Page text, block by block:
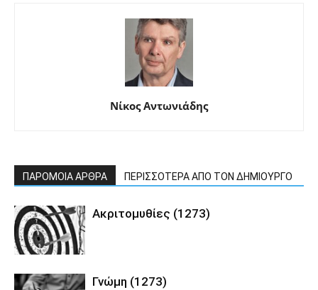
Νίκος Αντωνιάδης
ΠΑΡΟΜΟΙΑ ΑΡΘΡΑ ΠΕΡΙΣΣΟΤΕΡΑ ΑΠΟ ΤΟΝ ΔΗΜΙΟΥΡΓΟ
Ακριτομυθίες (1273)
Γνώμη (1273)